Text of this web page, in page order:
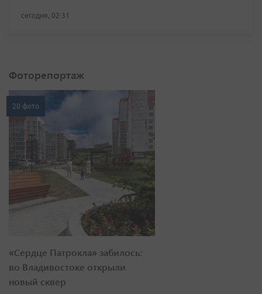
сегодня, 02:31
Фоторепортаж
20 фото
«Сердце Патрокла» забилось:
во Владивостоке открыли
новый сквер